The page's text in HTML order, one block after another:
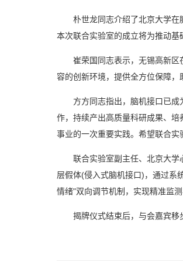
朴世龙同志介绍了北京大学在
本次联合实验室的成立将为推动基
崔荣国同志表示，无锡高新
容的创新环境，提供全方位保障，
方方同志指出，脑机接口已
作，持续产出高质量科研成果、
事业的一次重要实践。希望联合实
联合实验室副主任、北京大
层假体(侵入式脑机接口)，通过系
情绪"双向调节机制，实现精准监
揭牌仪式结束后，与会嘉宾移